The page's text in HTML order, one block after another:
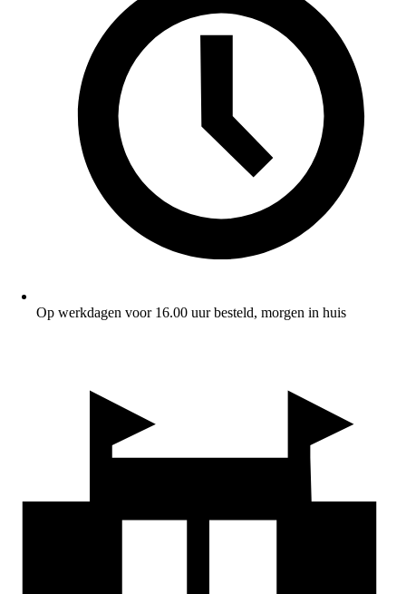
Op werkdagen voor 16.00 uur besteld, morgen in huis